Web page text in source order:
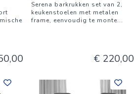
Serena barkrukken set van 2,
keukenstoelen met metalen
frame, eenvoudig te monte...
€ 220,00